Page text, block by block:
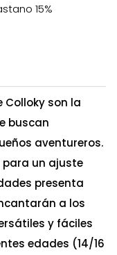
15%
Colloky son la
buscan
aventureros.
un ajuste
presenta
a los
y fáciles
edades (14/16